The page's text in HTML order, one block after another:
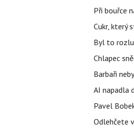
Při bouřce
Cukr, který
Byl to
Chlapec
Barbaři
AI napadla
Pavel
Odlehčete